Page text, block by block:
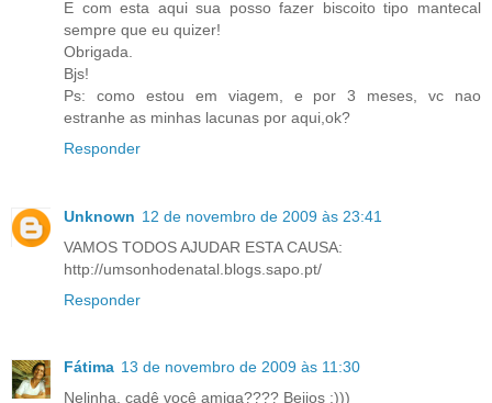
E com esta aqui sua posso fazer biscoito tipo mantecal
sempre que eu quizer!
Obrigada.
Bjs!
Ps: como estou em viagem, e por 3 meses, vc nao
estranhe as minhas lacunas por aqui,ok?
Responder
Unknown 12 de novembro de 2009 às 23:41
VAMOS TODOS AJUDAR ESTA CAUSA:
http://umsonhodenatal.blogs.sapo.pt/
Responder
Fátima 13 de novembro de 2009 às 11:30
Nelinha, cadê você amiga???? Beijos :)))